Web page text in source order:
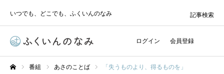
いつでも、どこでも、ふくいんのなみ
ログイン 会員登録
記事検索
番組 あさのことば 「失うものより、得るものを」